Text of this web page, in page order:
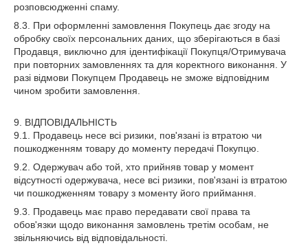
розповсюдженні спаму.
8.3. При оформленні замовлення Покупець дає згоду на
обробку своїх персональних даних, що зберігаються в базі
Продавця, виключно для ідентифікації Покупця/Отримувача
при повторних замовленнях та для коректного виконання. У
разі відмови Покупцем Продавець не зможе відповідним
чином зробити замовлення.
9. ВІДПОВІДАЛЬНІСТЬ
9.1. Продавець несе всі ризики, пов'язані із втратою чи
пошкодженням товару до моменту передачі Покупцю.
9.2. Одержувач або той, хто прийняв товар у момент
відсутності одержувача, несе всі ризики, пов'язані із втратою
чи пошкодженням товару з моменту його приймання.
9.3. Продавець має право передавати свої права та
обов'язки щодо виконання замовлень третім особам, не
звільняючись від відповідальності.